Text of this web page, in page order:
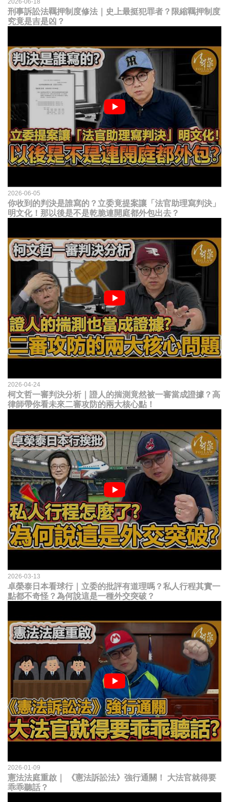
2026-06-18
刑事訴訟法羈押制度修法｜史上最挺犯罪者？限縮羈押制度
究竟是吉是凶？
2026-06-05
你收到的判決是誰寫的？立委竟提案讓「法官助理寫判決」
明文化！那以後是不是乾脆連開庭都外包出去？
2026-04-24
柯文哲一審判決分析｜證人的揣測竟然被一審當成證據？高
律師帶你看未來二審攻防的兩大核心點！
2026-03-13
卓榮泰日本看球行｜立委的批評有道理嗎？私人行程其實一
點都不奇怪？為何說這是一種外交突破？
2026-01-09
憲法法庭重啟｜ 《憲法訴訟法》強行通關！ 大法官就得要
乖乖聽話？